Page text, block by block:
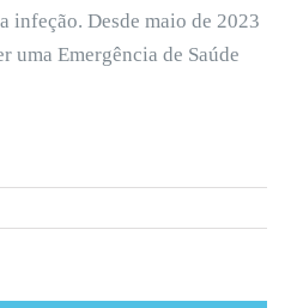
infeção. Desde maio de 2023
uma Emergência de Saúde